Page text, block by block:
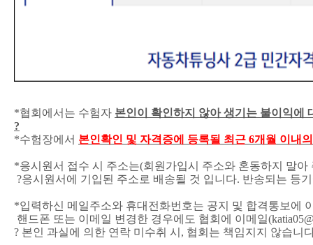
*협회에서는 수험자 본인이 확인하지 않아 생기는 불이익에
?
*수험장에서 본인확인 및 자격증에 등록될 최근 6개월 이내
*응시원서 접수 시 주소는(회원가입시 주소와 혼동하지 말아
?응시원서에 기입된 주소로 배송될 것 입니다. 반송되는 등
*입력하신 메일주소와 휴대전화번호는 공지 및 합격통보에
핸드폰 또는 이메일 변경한 경우에도 협회에 이메일(
? 본인 과실에 의한 연락 미수취 시 , 협회는 책임지지 않습니